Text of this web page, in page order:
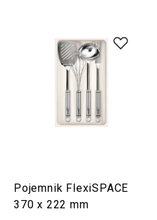
Pojemnik FlexiSPACE
370 x 222 mm